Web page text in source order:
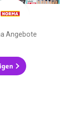
Angebote